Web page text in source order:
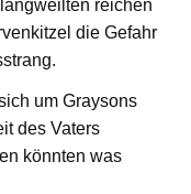
reichen
die Gefahr
um Graysons
des Vaters
könnten was